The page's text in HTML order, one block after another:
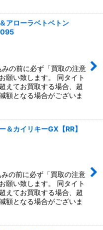
アローラベトベトン
095
の前に必ず「買取の注意
願い致します。 同タイト
えてお買取する場合、超
額となる場合がございま
＆カイリキーGX【RR】
の前に必ず「買取の注意
願い致します。 同タイト
えてお買取する場合、超
額となる場合がございま